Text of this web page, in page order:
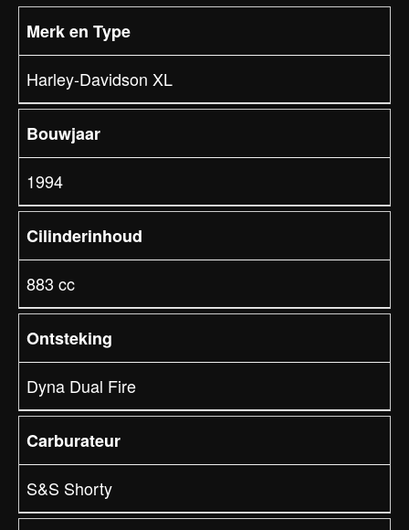
Merk en Type
Harley-Davidson XL
Bouwjaar
1994
Cilinderinhoud
883 cc
Ontsteking
Dyna Dual Fire
Carburateur
S&S Shorty